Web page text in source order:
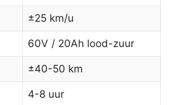
±25 km/u
60V / 20Ah lood-zuur
±40-50 km
4-8 uur